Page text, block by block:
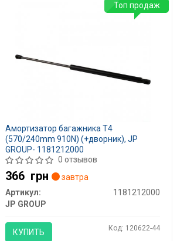
Амортизатор багажника T4
(570/240mm 910N) (+дворник), JP
GROUP- 1181212000
0 отзывов
366 грн
завтра
Артикул:
1181212000
JP GROUP
КУПИТЬ Код: 120622-44
Топ продаж